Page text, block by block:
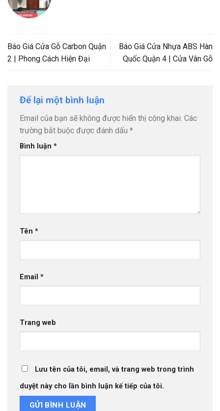
Báo Giá Cửa Gỗ Carbon Quận
2 | Phong Cách Hiện Đại
Báo Giá Cửa Nhựa ABS Hàn
Quốc Quận 4 | Cửa Vân Gỗ
Để lại một bình luận
Email của bạn sẽ không được hiển thị công khai. Các
trường bắt buộc được đánh dấu *
Bình luận *
Tên *
Email *
Trang web
Lưu tên của tôi, email, và trang web trong trình
duyệt này cho lần bình luận kế tiếp của tôi.